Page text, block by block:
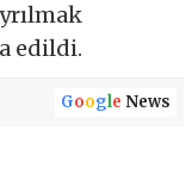
edildi.
Google News